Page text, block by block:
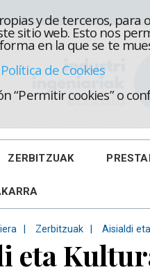
y de terceros,
sitio web. Esto nos
en la que se te
Política de Cookies
“Permitir cookies” o
ZERBITZUAK
Zerbitzuak Aisialdi
eta